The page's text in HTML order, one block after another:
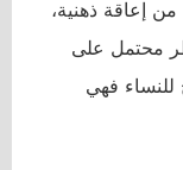
من إعاقة ذهنية،
محتمل على
للنساء فهي